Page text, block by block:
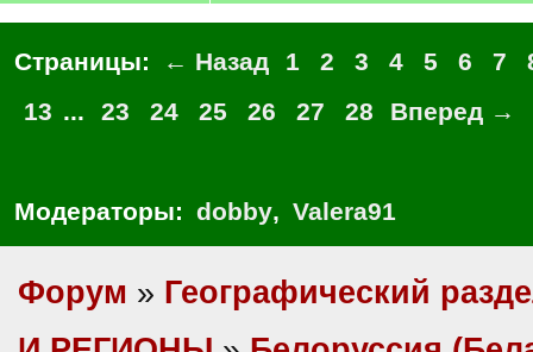
Страницы: ← Назад 1 2 3 4 5 6 7
13 ... 23 24 25 26 27 28 Вперед →
Модераторы: dobby, Valera91
Форум » Географический